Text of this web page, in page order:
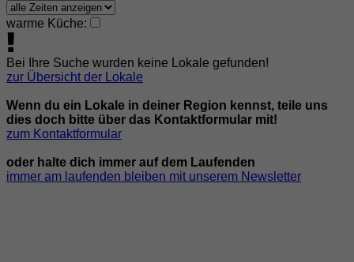
warme Küche:
Bei Ihre Suche wurden keine Lokale gefunden!
zur Übersicht der Lokale
Wenn du ein Lokale in deiner Region kennst, teile uns
dies doch bitte über das Kontaktformular mit!
zum Kontaktformular
oder halte dich immer auf dem Laufenden
immer am laufenden bleiben mit unserem Newsletter